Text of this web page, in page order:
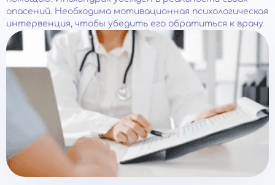
опасений. Необходима мотивационная психологическая
интервенция, чтобы убедить его обратиться к врачу.